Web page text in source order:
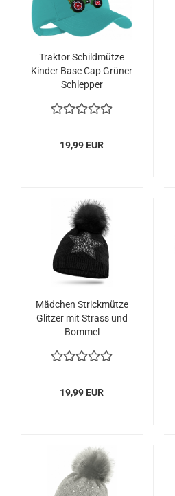
Traktor Schildmütze
Kinder Base Cap Grüner
Schlepper
19,99 EUR
Mädchen Strickmütze
Glitzer mit Strass und
Bommel
19,99 EUR